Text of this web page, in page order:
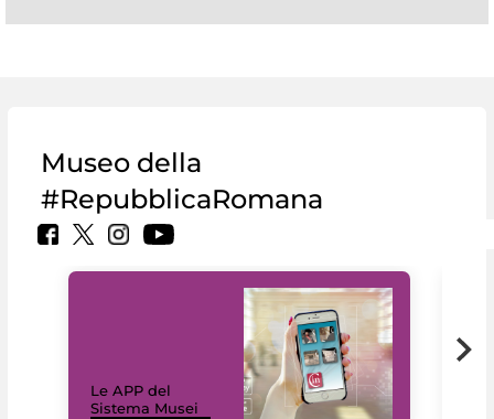
Museo della
#RepubblicaRomana
Le APP del
Sistema Musei